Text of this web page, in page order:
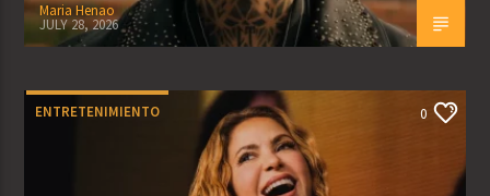
Maria Henao
JULY 28, 2026
ENTRETENIMIENTO 0